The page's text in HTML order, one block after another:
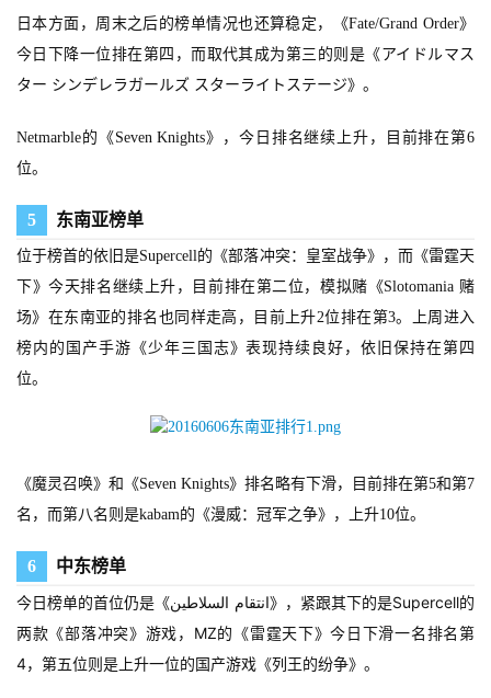
十
三
届
茶
奖
7
3
接
上
日本方面，周末之后的榜单情况也还算稳定，《Fate/Grand Order》
今日下降一位排在第四，而取代其成为第三的则是《アイドルマス
ター シンデレラガールズ スターライトステージ》。
Netmarble的《Seven Knights》，今日排名继续上升，目前排在第6
位。
5 东南亚榜单
位于榜首的依旧是Supercell的《部落冲突：皇室战争》，而《雷霆天
下》今天排名继续上升，目前排在第二位，模拟赌《Slotomania 赌
场》在东南亚的排名也同样走高，目前上升2位排在第3。上周进入
榜内的国产手游《少年三国志》表现持续良好，依旧保持在第四
位。
《魔灵召唤》和《Seven Knights》排名略有下滑，目前排在第5和第7
名，而第八名则是kabam的《漫威：冠军之争》，上升10位。
6
中东榜单
今日榜单的首位仍是《انتقام السلاطين》，紧跟其下的是Supercell的
两款《部落冲突》游戏，MZ的《雷霆天下》今日下滑一名排名第
4，第五位则是上升一位的国产游戏《列王的纷争》。